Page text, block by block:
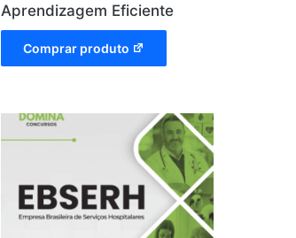
Aprendizagem Eficiente
Comprar produto